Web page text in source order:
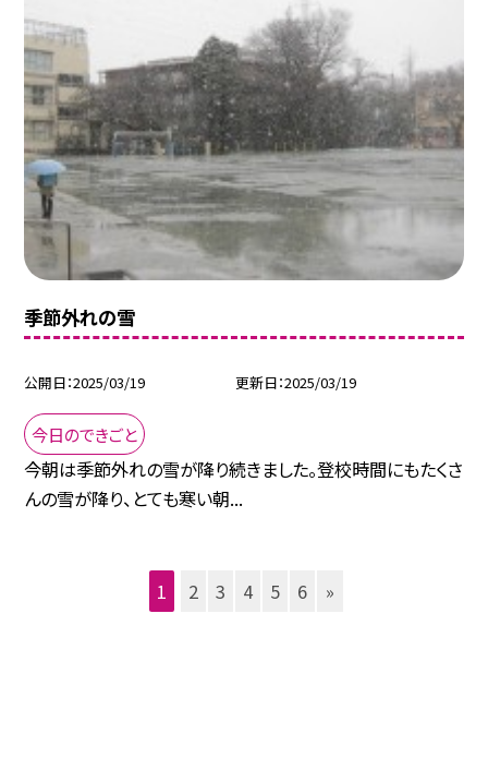
季節外れの雪
公開日 2025/03/19 更新日 2025/03/19
今日のできごと
今朝は季節外れの雪が降り続きました。登校時間にもたくさ
んの雪が降り、とても寒い朝...
1 2 3 4 5 6 »